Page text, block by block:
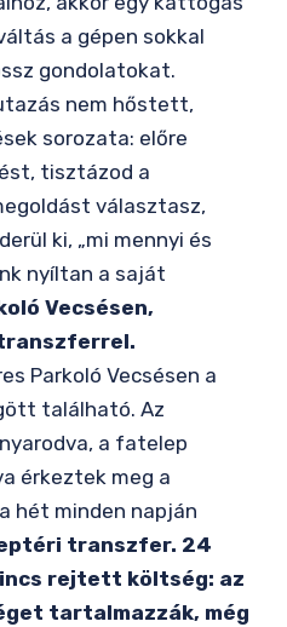
a gépen sokkal
gondolatokat.
nem hőstett,
sorozata: előre
tisztázod a
választasz,
ki, „mi mennyi és
nyíltan a saját
Vecsésen,
Parkoló Vecsésen a
található. Az
a fatelep
érkeztek meg a
hét minden napján
transzfer. 24
rejtett költség: az
tartalmazzák, még